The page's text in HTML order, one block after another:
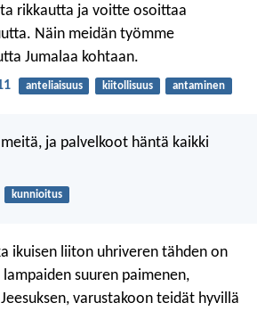
rikkautta ja voitte osoittaa
Näin meidän työmme
Jumalaa kohtaan.
anteliaisuus kiitollisuus antaminen
ja palvelkoot häntä kaikki
kunnioitus
ikuisen liiton uhriveren tähden on
suuren paimenen,
varustakoon teidät hyvillä